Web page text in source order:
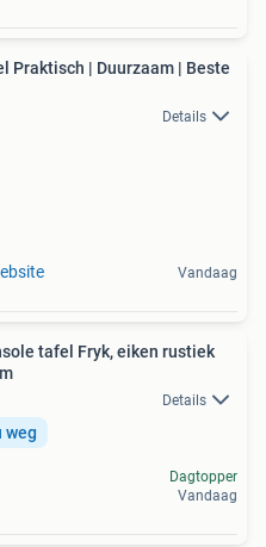
Praktisch | Duurzaam | Beste
Details
Vandaag
tafel Fryk, eiken rustiek
Details
weg
Dagtopper
Vandaag